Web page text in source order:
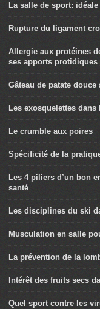
La salle de sport:
Rupture du ligament
Allergie aux protéines
ses apports
Gâteau de patate douce
Les exosquelettes
Le crumble aux poires
Spécificité de la
Les 4 piliers d’un bon
santé
Les disciplines du ski
Musculation en salle
La prévention de la
Intérêt des fruits secs
Quel sport contre les